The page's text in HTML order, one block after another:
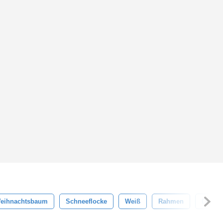
Schneeflocke Weiß Rahmen